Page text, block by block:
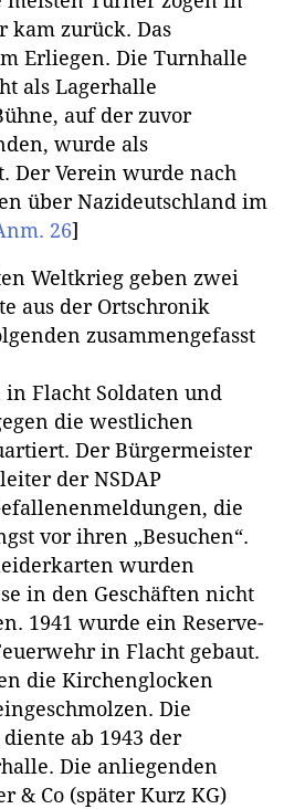
kam zurück. Das
Erliegen. Die Turnhalle
als Lagerhalle
auf der zuvor
wurde als
Der Verein wurde nach
über Nazideutschland im
26]
Weltkrieg geben zwei
aus der Ortschronik
zusammengefasst
Flacht Soldaten und
die westlichen
Der Bürgermeister
der NSDAP
die
vor ihren „Besuchen“.
wurden
in den Geschäften nicht
1941 wurde ein Reserve-
in Flacht gebaut.
die Kirchenglocken
Die
ab 1943 der
Die anliegenden
& Co (später Kurz KG)